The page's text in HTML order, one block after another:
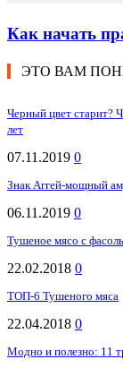
Как начать
ЭТО ВАМ
Черный цвет старит?
лет
07.11.2019 0
Знак Аггей-мощный
06.11.2019 0
Тушеное мясо с
22.02.2018 0
ТОП-6 Тушеного мяса
22.04.2018 0
Модно и полезно: 11